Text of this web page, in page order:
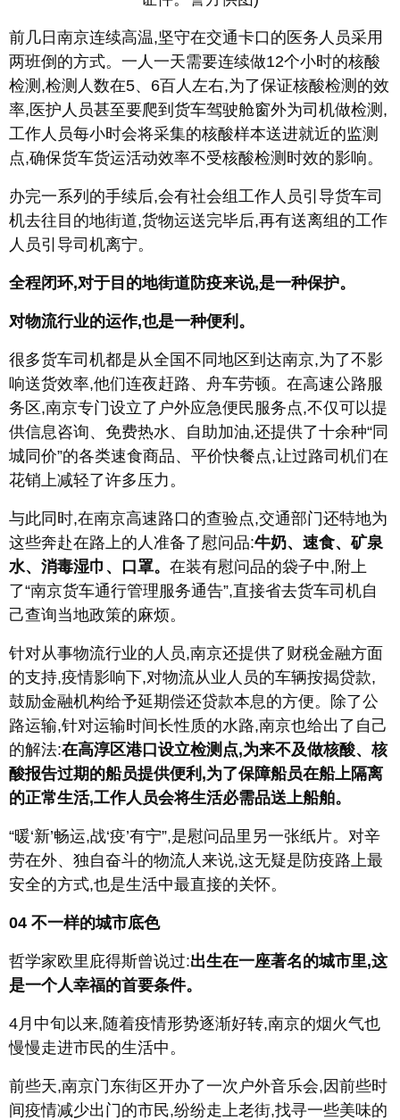
前几日南京连续高温,坚守在交通卡口的医务人员采用
两班倒的方式。一人一天需要连续做12个小时的核酸
检测,检测人数在5、6百人左右,为了保证核酸检测的效
率,医护人员甚至要爬到货车驾驶舱窗外为司机做检测,
工作人员每小时会将采集的核酸样本送进就近的监测
点,确保货车货运活动效率不受核酸检测时效的影响。
办完一系列的手续后,会有社会组工作人员引导货车司
机去往目的地街道,货物运送完毕后,再有送离组的工作
人员引导司机离宁。
全程闭环,对于目的地街道防疫来说,是一种保护。
对物流行业的运作,也是一种便利。
很多货车司机都是从全国不同地区到达南京,为了不影
响送货效率,他们连夜赶路、舟车劳顿。在高速公路服
务区,南京专门设立了户外应急便民服务点,不仅可以提
供信息咨询、免费热水、自助加油,还提供了十余种“同
城同价”的各类速食商品、平价快餐点,让过路司机们在
花销上减轻了许多压力。
与此同时,在南京高速路口的查验点,交通部门还特地为
这些奔赴在路上的人准备了慰问品:牛奶、速食、矿泉
水、消毒湿巾、口罩。 在装有慰问品的袋子中,附上
了“南京货车通行管理服务通告”,直接省去货车司机自
己查询当地政策的麻烦。
针对从事物流行业的人员,南京还提供了财税金融方面
的支持,疫情影响下,对物流从业人员的车辆按揭贷款,
鼓励金融机构给予延期偿还贷款本息的方便。除了公
路运输,针对运输时间长性质的水路,南京也给出了自己
的解法:在高淳区港口设立检测点,为来不及做核酸、核
酸报告过期的船员提供便利,为了保障船员在船上隔离
的正常生活,工作人员会将生活必需品送上船舶。
“暖‘新’畅运,战‘疫’有宁”,是慰问品里另一张纸片。对辛
劳在外、独自奋斗的物流人来说,这无疑是防疫路上最
安全的方式,也是生活中最直接的关怀。
04 不一样的城市底色
哲学家欧里庇得斯曾说过:出生在一座著名的城市里,这
是一个人幸福的首要条件。
4月中旬以来,随着疫情形势逐渐好转,南京的烟火气也
慢慢走进市民的生活中。
前些天,南京门东街区开办了一次户外音乐会,因前些时
间疫情减少出门的市民,纷纷走上老街,找寻一些美味的